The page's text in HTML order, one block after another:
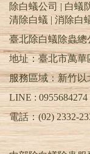
除白蟻公司 | 白蟻
清除白蟻 | 消除白
臺北除白蟻除蟲總
地址：臺北市萬華
服務區域：新竹
LINE : 0955684274
電話：(02) 2332-